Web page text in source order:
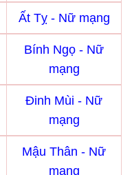
Ất Tỵ - Nữ mạng
Bính Ngọ - Nữ
mạng
Đinh Mùi - Nữ
mạng
Mậu Thân - Nữ
mạng